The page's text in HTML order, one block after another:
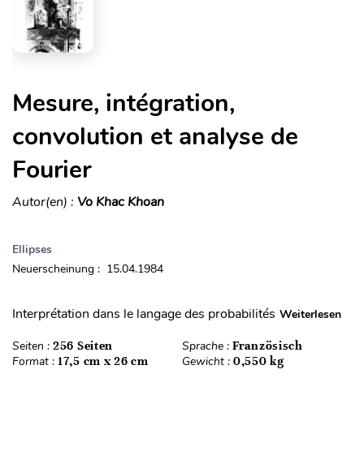
Mesure, intégration,
convolution et analyse de
Fourier
Autor(en) : Vo Khac Khoan
Ellipses
Neuerscheinung : 15.04.1984
Interprétation dans le langage des probabilités Weiterlesen
Seiten : 256 Seiten Sprache : Französisch
Format : 17,5 cm x 26 cm Gewicht : 0,550 kg